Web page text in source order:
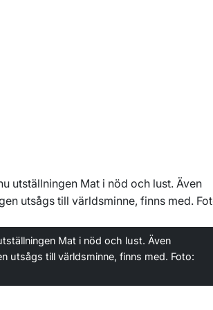
Mat i nöd och lust. Även
utsågs till världsminne, finns med. Foto: